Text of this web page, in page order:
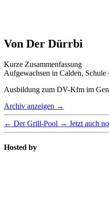
Von Der Dürrbi
Kurze Zusammenfassung
Aufgewachsen in Calden,
Ausbildung zum DV-Kfm im
Archiv anzeigen →
← Der Grill-Pool → Jetzt auch
Hosted by